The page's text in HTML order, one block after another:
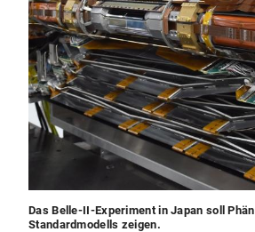
Das Belle-II-Experiment in Japan soll
Standardmodells zeigen.